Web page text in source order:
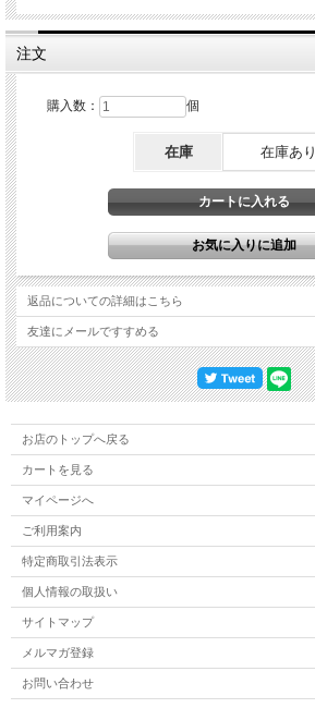
注文
購入数： 個
在庫 在庫あり
返品についての詳細はこちら
友達にメールですすめる
お店のトップへ戻る
カートを見る
マイページへ
ご利用案内
特定商取引法表示
個人情報の取扱い
サイトマップ
メルマガ登録
お問い合わせ